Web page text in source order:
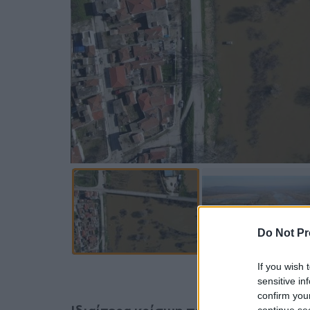
Do Not
If you wish
sensitive
confirm